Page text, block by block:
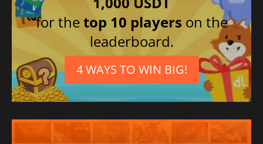
for thetop 10 players on the
leaderboard.
4 WAYS TO WIN BIG!